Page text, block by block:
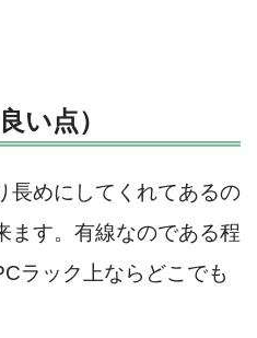
い点）
長めにしてくれてあるの
ます。有線なのである程
ラック上ならどこでも